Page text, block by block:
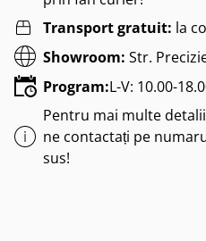
Transport gratuit: la
Showroom: Str.
Program:L-V: 10.00-
Pentru mai multe
ne contactați pe
sus!